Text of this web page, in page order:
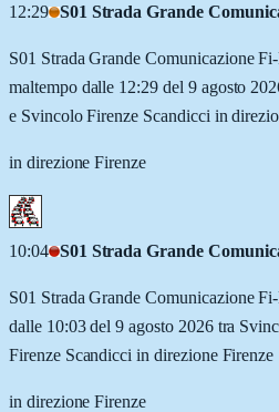
12:29 S01 Strada Grande
S01 Strada Grande Comunicazione
maltempo dalle 12:29 del 9 agosto
e Svincolo Firenze Scandicci in
in direzione Firenze
10:04 S01 Strada Grande
S01 Strada Grande Comunicazione
dalle 10:03 del 9 agosto 2026 tra
Firenze Scandicci in direzione Firenze
in direzione Firenze